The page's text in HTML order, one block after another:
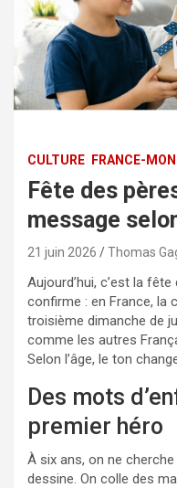
CULTURE FRANCE-
Fête des
message
21 juin 2026 Thomas
Aujourd’hui, c’est la
confirme : en France, la
troisième dimanche de
comme les autres
Selon l’âge, le ton
Des mots
premier héro
À six ans, on ne
dessine. On colle des